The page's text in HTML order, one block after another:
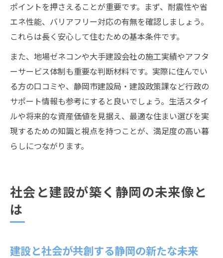
ポイントを押さえることが重要です。まず、耐震性や省
エネ性能、バリアフリー対応の有無を確認しましょう。
これらは長く安心して住むための基本条件です。
また、地場ゼネコンや大手建設会社の施工実績やアフタ
ーサービス体制も重要な判断材料です。実際に住んでい
る方の口コミや、静岡市建設局・建設政策課など行政の
サポート情報も参考にすると良いでしょう。生活スタイ
ルや将来的な資産価値を見据え、最適な住まい選びを実
現するための知識と視点を持つことが、満足度の高い暮
らしにつながります。
社会と建設が築く静岡の未来像と
は
建設と社会が共創する静岡の新たな未来